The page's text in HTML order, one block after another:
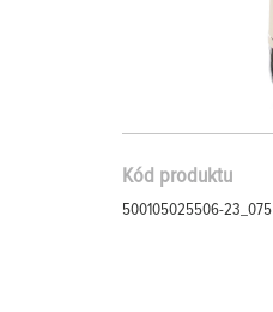
Kód produktu
500105025506-23_075